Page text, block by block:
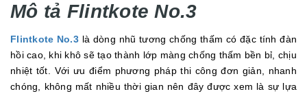
Mô tả Flintkote No.3
Flintkote No.3 là dòng nhũ tương chống thấm có đặc tính đàn
hồi cao, khi khô sẽ tạo thành lớp màng chống thấm bền bỉ, chịu
nhiệt tốt. Với ưu điểm phương pháp thi công đơn giản, nhanh
chóng, không mất nhiều thời gian nên đây được xem là sự lựa